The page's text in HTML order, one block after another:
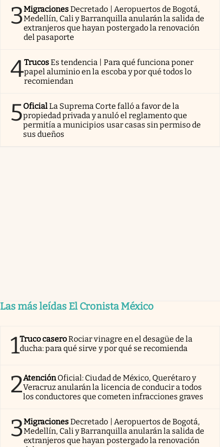
3MigracionesDecretado | Aeropuertos de Bogotá,
Medellín, Cali y Barranquilla anularán la salida de
extranjeros que hayan postergado la renovación
del pasaporte
4TrucosEs tendencia | Para qué funciona poner
papel aluminio en la escoba y por qué todos lo
recomiendan
5OficialLa Suprema Corte falló a favor de la
propiedad privada y anuló el reglamento que
permitía a municipios usar casas sin permiso de
sus dueños
Las más leídas El Cronista México
1Truco caseroRociar vinagre en el desagüe de la
ducha: para qué sirve y por qué se recomienda
2AtenciónOficial: Ciudad de México, Querétaro y
Veracruz anularán la licencia de conducir a todos
los conductores que cometen infracciones graves
3MigracionesDecretado | Aeropuertos de Bogotá,
Medellín, Cali y Barranquilla anularán la salida de
extranjeros que hayan postergado la renovación